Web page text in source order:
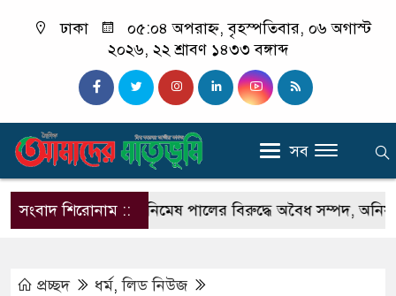
ঢাকা
০৫:০৪ অপরাহ্ন, বৃহস্পতিবার, ০৬ অগাস্ট
২০২৬, ২২ শ্রাবণ ১৪৩৩ বঙ্গাব্দ
সব
সংবাদ শিরোনাম ::
রেজিস্ট্রার অনিমেষ পালের বিরুদ্ধে অবৈধ সম্পদ, অনিয়ম ও
প্রচ্ছদ ধর্ম,লিড নিউজ